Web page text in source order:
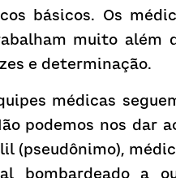
básicos. Os
muito além
e determinação.
médicas
podemos nos dar
(pseudônimo),
bombardeado a